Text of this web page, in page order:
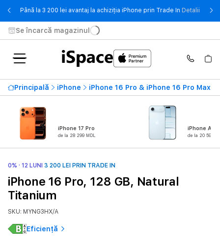
Până la 3 200 lei avantaj la achiziția iPhone prin Trade In Detalii -
Se încarcă magazinul
Principală iPhone iPhone 16 Pro & iPhone 16 Pro Max
iPhone 17 Pro
de la 28 299 MDL
iPhone Air
de la 20 599
0% · 12 LUNI 3 200 LEI PRIN TRADE IN
iPhone 16 Pro, 128 GB, Natural
Titanium
SKU: MYNG3HX/A
Eficiență